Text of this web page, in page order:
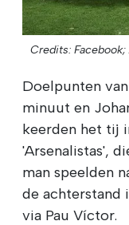
Credits: Facebook;
Doelpunten
minuut en
keerden het tij
'Arsenalistas',
man speelden
de achterstand
via Pau Víctor.